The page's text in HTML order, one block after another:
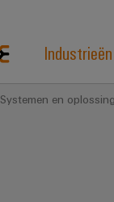
Industrieën
Systemen en